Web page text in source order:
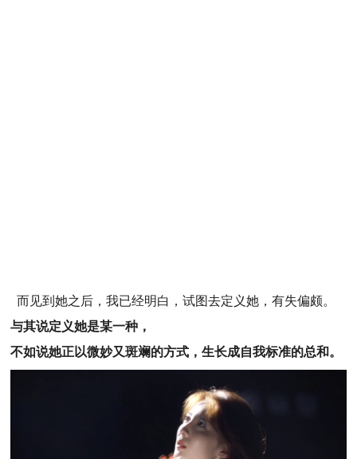
而见到她之后，我已经明白，试图去定义她，有失偏颇。
与其说定义她是某一种，
不如说她正以微妙又斑斓的方式，生长成自我标准的总和。